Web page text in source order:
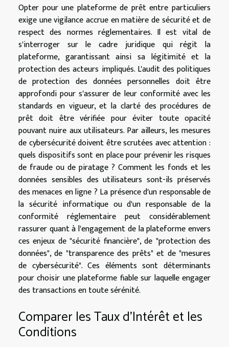
Opter pour une plateforme de prêt entre particuliers
exige une vigilance accrue en matière de sécurité et de
respect des normes réglementaires. Il est vital de
s'interroger sur le cadre juridique qui régit la
plateforme, garantissant ainsi sa légitimité et la
protection des acteurs impliqués. L'audit des politiques
de protection des données personnelles doit être
approfondi pour s'assurer de leur conformité avec les
standards en vigueur, et la clarté des procédures de
prêt doit être vérifiée pour éviter toute opacité
pouvant nuire aux utilisateurs. Par ailleurs, les mesures
de cybersécurité doivent être scrutées avec attention :
quels dispositifs sont en place pour prévenir les risques
de fraude ou de piratage ? Comment les fonds et les
données sensibles des utilisateurs sont-ils préservés
des menaces en ligne ? La présence d'un responsable de
la sécurité informatique ou d'un responsable de la
conformité réglementaire peut considérablement
rassurer quant à l'engagement de la plateforme envers
ces enjeux de "sécurité financière", de "protection des
données", de "transparence des prêts" et de "mesures
de cybersécurité". Ces éléments sont déterminants
pour choisir une plateforme fiable sur laquelle engager
des transactions en toute sérénité.
Comparer les Taux d'Intérêt et les
Conditions